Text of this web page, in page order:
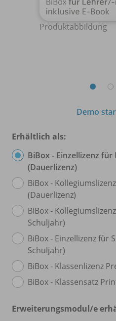
Produktabbildung
Demo
Erhältlich als:
BiBox - Einzellizenz
(Dauerlizenz)
BiBox -
(Dauerlizenz)
BiBox -
Schuljahr)
BiBox - Einzellizenz für
Schuljahr)
BiBox - Klassenlizenz
BiBox - Klassensatz
Erweiterungsmodul/e